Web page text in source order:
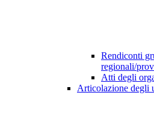
Rendiconti
regionali/
Atti degli
Articolazione degli